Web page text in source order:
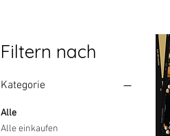
Filtern nach
Kategorie
Alle
Alle einkaufen